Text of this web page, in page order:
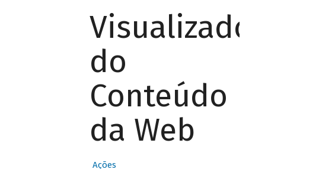
Visualizador
do
Conteúdo
da Web
Ações